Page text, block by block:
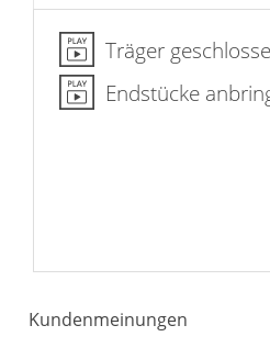
Träger
Endstücke
Kundenmeinungen